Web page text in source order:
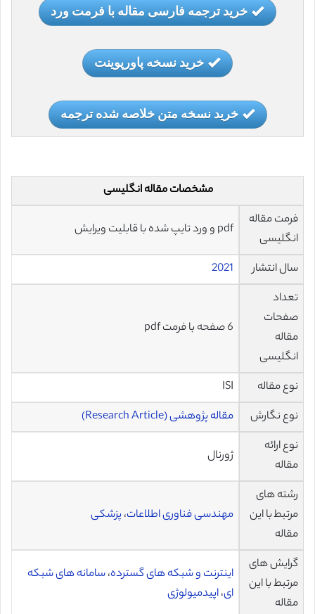
خرید ترجمه فارسی مقاله با فرمت ورد
خرید نسخه پاورپوینت
خرید نسخه متن خلاصه شده ترجمه
مشخصات مقاله انگلیسی
فرمت مقاله
انگلیسی
pdf و ورد تایپ شده با قابلیت ویرایش
سال انتشار
2021
تعداد
صفحات
مقاله
انگلیسی
6 صفحه با فرمت pdf
نوع مقاله
ISI
نوع نگارش
مقاله پژوهشی (Research Article)
نوع ارائه
مقاله
ژورنال
رشته های
مرتبط با این
مقاله
مهندسی فناوری اطلاعات،پزشکی
گرایش های
مرتبط با این
مقاله
اینترنت و شبکه های گسترده،سامانه های شبکه
ای،اپیدمیولوژی